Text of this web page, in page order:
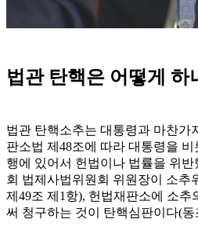
법관 탄핵은 어떻게 하
법관 탄핵소추는 대통령과 마찬가
판소법 제48조에 따라 대통령을
행에 있어서 헌법이나 법률을 위
회 법제사법위원회 위원장이 소추
제49조 제1항), 헌법재판소에 소추
써 청구하는 것이 탄핵심판이다(동